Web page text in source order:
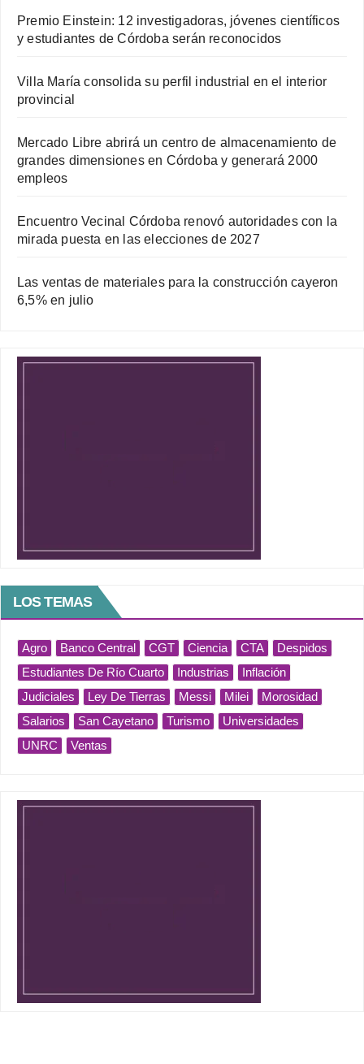
Premio Einstein: 12 investigadoras, jóvenes científicos
y estudiantes de Córdoba serán reconocidos
Villa María consolida su perfil industrial en el interior
provincial
Mercado Libre abrirá un centro de almacenamiento de
grandes dimensiones en Córdoba y generará 2000
empleos
Encuentro Vecinal Córdoba renovó autoridades con la
mirada puesta en las elecciones de 2027
Las ventas de materiales para la construcción cayeron
6,5% en julio
LOS TEMAS
Agro Banco Central CGT Ciencia CTA
Despidos
Estudiantes De Río Cuarto
Industrias
Inflación
Judiciales
Ley De Tierras Messi Milei
Morosidad
Salarios
San Cayetano Turismo
Universidades
UNRC
Ventas